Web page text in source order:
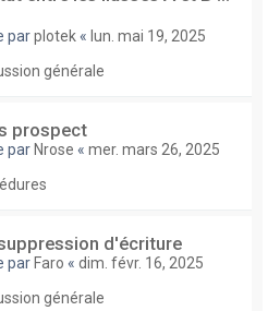
parplotek « lun. mai 19, 2025
générale
prospect
par Nrose « mer. mars 26, 2025
d'écriture
par Faro « dim. févr. 16, 2025
générale